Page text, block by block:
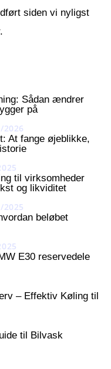
siden vi nyligst
Sådan ændrer
på
2026
At fange øjeblikke,
til virksomheder
og likviditet
2025
beløbet
E30 reservedele
– Effektiv Køling til
til Bilvask